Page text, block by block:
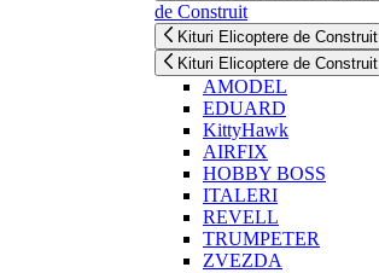
de Construit
Kituri Elicoptere de Construit
Kituri Elicoptere de Construit
AMODEL
EDUARD
KittyHawk
AIRFIX
HOBBY BOSS
ITALERI
REVELL
TRUMPETER
ZVEZDA